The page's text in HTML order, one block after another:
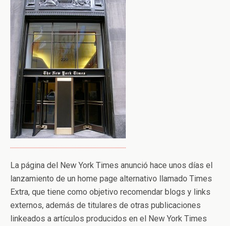
La página del New York Times anunció hace unos días el
lanzamiento de un home page alternativo llamado Times
Extra, que tiene como objetivo recomendar blogs y links
externos, además de titulares de otras publicaciones
linkeados a artículos producidos en el New York Times